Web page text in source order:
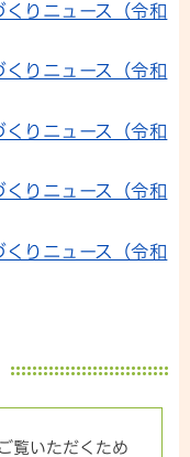
くりニュース（令和
くりニュース（令和
くりニュース（令和
くりニュース（令和
くりニュース（令和
覧いただくため